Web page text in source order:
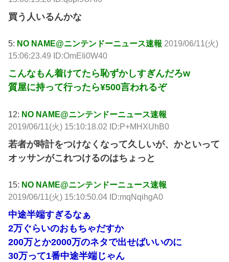
買う人いるんかな
5: NO NAME@ニンテンドーニュース速報 2019/06/11(火)
15:06:23.49 ID:OmEIi0W40
こんなもん着けてたら恥ずかしすぎんだろw
質屋に持って行ったら¥500言われるぞ
12: NO NAME@ニンテンドーニュース速報
2019/06/11(火) 15:10:18.02 ID:P+MHXUhB0
若者が時計をつけなくなって久しいが、かといって
オッサンがこれつけるのはちょっと
15: NO NAME@ニンテンドーニュース速報
2019/06/11(火) 15:10:50.04 ID:mqNqihgA0
中途半端すぎるなぁ
2万ぐらいのおもちゃだすか
200万とか2000万のネタで出せばいいのに
30万って1番中途半端じゃん